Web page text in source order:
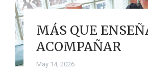
MÁS QUE
ACOMPAÑAR
May 14, 2026